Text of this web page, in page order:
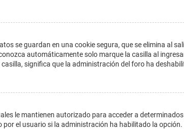
se guardan en una cookie segura, que se elimina al
automáticamente solo marque la casilla al
significa que la administración del foro ha
le mantienen autorizado para acceder a
el usuario si la administración ha habilitado la